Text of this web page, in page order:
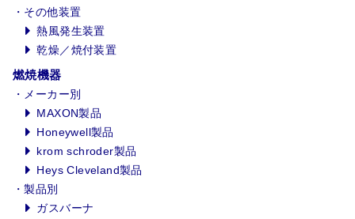
その他装置
熱風発生装置
乾燥／焼付装置
燃焼機器
メーカー別
MAXON製品
Honeywell製品
krom schroder製品
Heys Cleveland製品
製品別
ガスバーナ